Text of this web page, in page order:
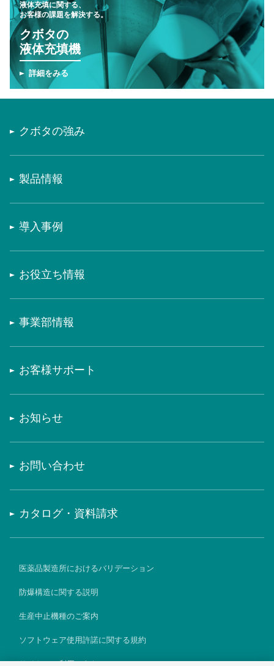
液体充填に関する、
お客様の課題を解決する。
クボタの
液体充填機
詳細をみる
クボタの強み
製品情報
導入事例
お役立ち情報
事業部情報
お客様サポート
お知らせ
お問い合わせ
カタログ・資料請求
医薬品製造所におけるバリデーション
防爆構造に関する説明
生産中止機種のご案内
ソフトウェア使用許諾に関する規約
サイトのご利用にあたって